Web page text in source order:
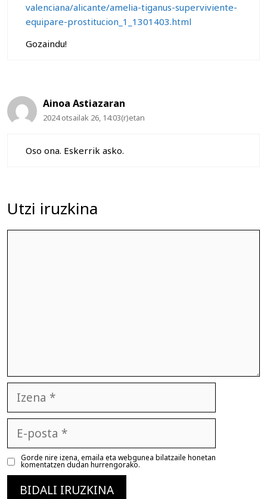
valenciana/alicante/amelia-tiganus-superviviente-
equipare-prostitucion_1_1301403.html
Gozaindu!
Ainoa Astiazaran
2024 otsailak 26, 14:03(r)etan
Oso ona. Eskerrik asko.
Utzi iruzkina
posta
Gorde nire izena, emaila eta webgunea bilatzaile honetan
komentatzen dudan hurrengorako.